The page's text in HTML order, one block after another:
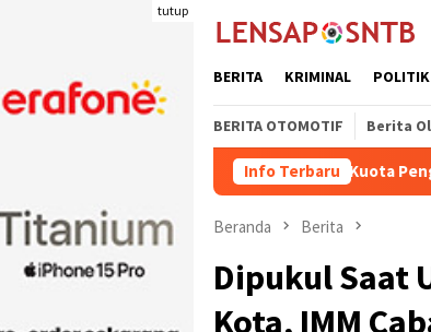
tutup
BERITA KRIMINAL POLITIK
BERITA OTOMOTIF Berita
Info Terbaru
Kuota Pengiriman Ternak
Beranda Berita
Dipukul Saat
Kota, IMM